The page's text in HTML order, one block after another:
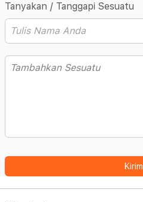
Tanyakan / Tanggapi Sesuatu
Kirim